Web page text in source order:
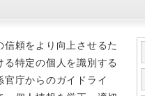
頼をより向上させるた
特定の個人を識別する
庁からのガイドライ